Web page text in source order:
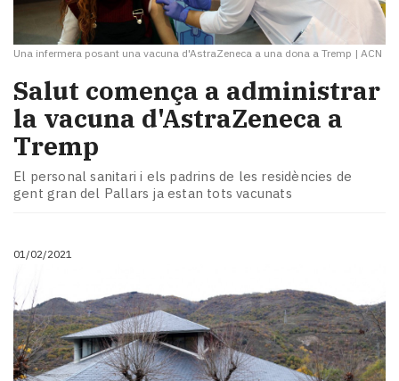
Una infermera posant una vacuna d'AstraZeneca a una dona a Tremp | ACN
Salut comença a administrar
la vacuna d'AstraZeneca a
Tremp
El personal sanitari i els padrins de les residències de
gent gran del Pallars ja estan tots vacunats
01/02/2021